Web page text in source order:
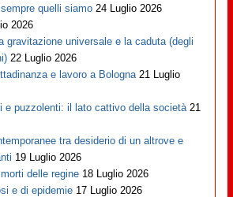
quelli siamo 24 Luglio 2026
2026
gravitazione universale e la caduta (degli
22 Luglio 2026
e lavoro a Bologna 21 Luglio
e puzzolenti: il lato cattivo della società 21
tra desiderio di un altrove e
19 Luglio 2026
delle regine 18 Luglio 2026
e di epidemie 17 Luglio 2026